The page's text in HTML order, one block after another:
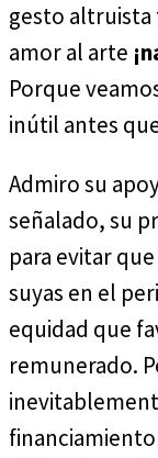
gesto altruista
amor al arte
Porque
inútil antes
Admiro su
señalado, su
para evitar
suyas en el
equidad que
remunerado.